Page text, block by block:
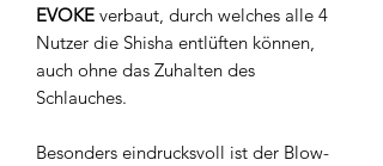
EVOKE verbaut, durch welches alle 4
Nutzer die Shisha entlüften können,
auch ohne das Zuhalten des
Schlauches.
Besonders eindrucksvoll ist der Blow-